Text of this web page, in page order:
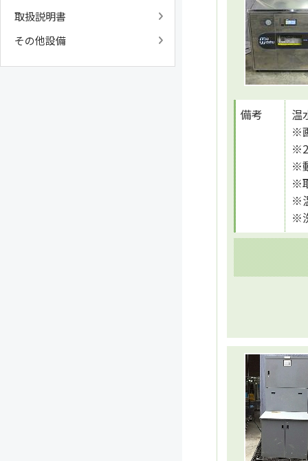
取扱説明書
その他設備
備考
温
※
※
※
※
※